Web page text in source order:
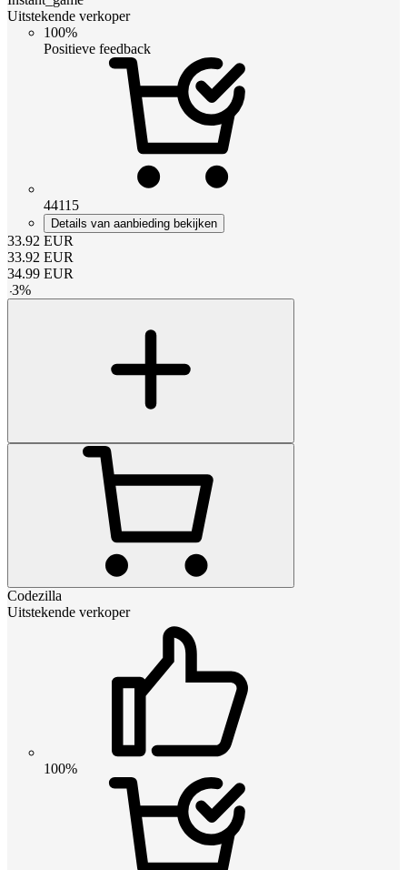
Uitstekende verkoper
100%
Positieve feedback
44115
Details van aanbieding bekijken
33.92 EUR
33.92 EUR
34.99 EUR
-3%
Codezilla
Uitstekende verkoper
100%